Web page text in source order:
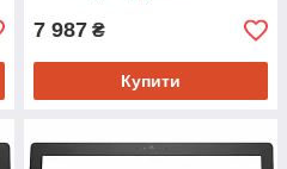
7 987 ₴
Купити